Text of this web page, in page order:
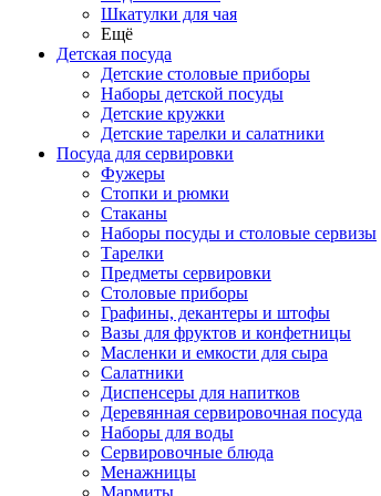
Шкатулки для чая
Ещё
Детская посуда
Детские столовые приборы
Наборы детской посуды
Детские кружки
Детские тарелки и салатники
Посуда для сервировки
Фужеры
Стопки и рюмки
Стаканы
Наборы посуды и столовые сервизы
Тарелки
Предметы сервировки
Столовые приборы
Графины, декантеры и штофы
Вазы для фруктов и конфетницы
Масленки и емкости для сыра
Салатники
Диспенсеры для напитков
Деревянная сервировочная посуда
Наборы для воды
Сервировочные блюда
Менажницы
Мармиты